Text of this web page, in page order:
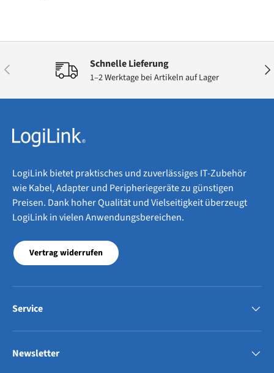
Vorherige Schnelle Lieferung
1–2 Werktage bei Artikeln auf Lager
LogiLink bietet praktisches und zuverlässiges IT-Zubehör
wie Kabel, Adapter und Peripheriegeräte zu günstigen
Preisen. Dank hoher Qualität und Vielseitigkeit überzeugt
LogiLink in vielen Anwendungsbereichen.
Vertrag widerrufen
Service
Newsletter